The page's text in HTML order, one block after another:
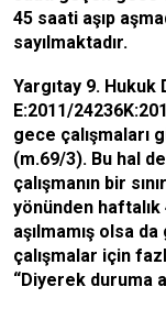
45 saati aşıp
sayılmaktadır.
Yargıtay 9.
E:2011/
gece çalışmaları
(m.69/3). Bu hal
çalışmanın bir
yönünden haftalık
aşılmamış olsa
çalışmalar için
“Diyerek duruma